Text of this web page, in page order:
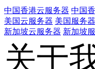
中国香港云服务器 中国
美国云服务器 美国服务器
新加坡云服务器 新加坡
关于